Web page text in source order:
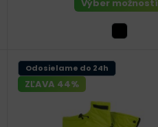
Výber možností
ZĽAVA 44%
Odosielame do 24h